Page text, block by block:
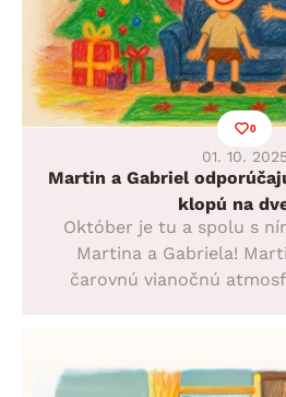
0
01. 10. 2025
Martin a Gabriel
klopú na
Október je tu a spolu s
Martina a Gabriela!
čarovnú vianočnú
teraz.